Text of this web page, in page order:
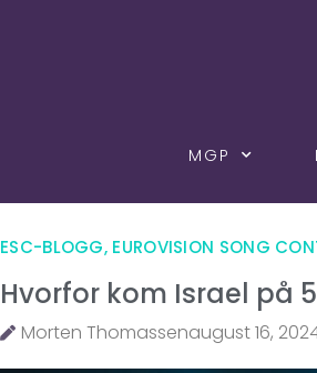
MGP
ESC-BLOGG, EUROVISION SONG
Hvorfor kom Israel på
Morten Thomassenaugust 16,